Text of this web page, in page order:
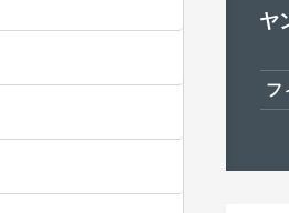
ヤ
フ